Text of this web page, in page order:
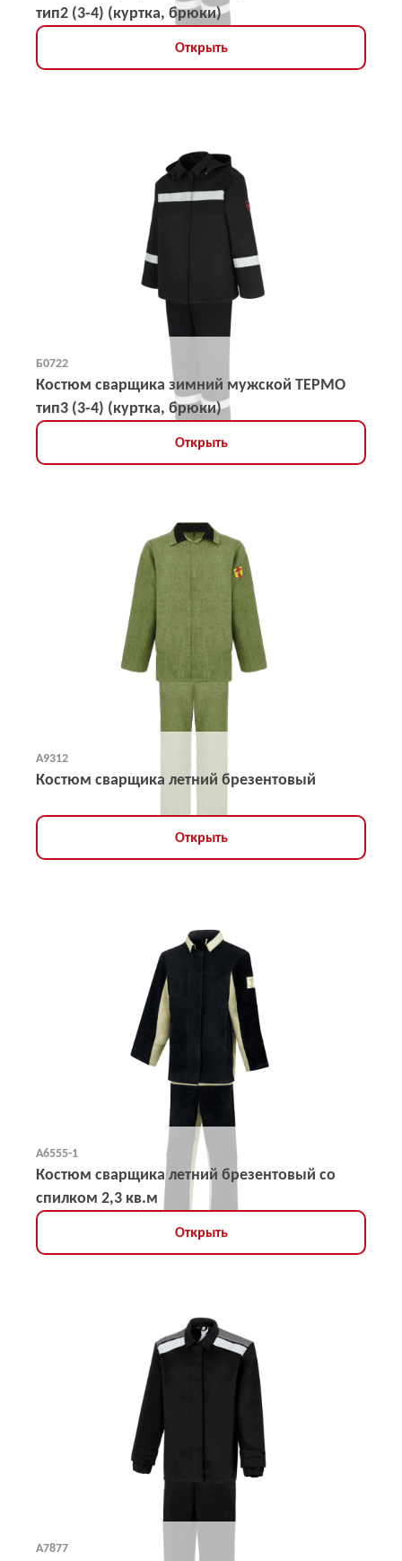
тип2 (3-4) (куртка, брюки)
Открыть
Б0722
Костюм сварщика зимний мужской ТЕРМО
тип3 (3-4) (куртка, брюки)
Открыть
А9312
Костюм сварщика летний брезентовый
Открыть
А6555-1
Костюм сварщика летний брезентовый со
спилком 2,3 кв.м
Открыть
А7877